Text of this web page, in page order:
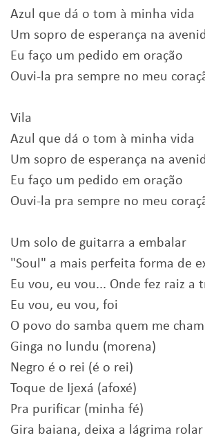
Azul que dá o tom à minha vida
Um sopro de esperança na
Eu faço um pedido em oração
Ouvi-la pra sempre no meu
Vila
Azul que dá o tom à minha vida
Um sopro de esperança na
Eu faço um pedido em oração
Ouvi-la pra sempre no meu
Um solo de guitarra a embalar
"Soul" a mais perfeita forma de
Eu vou, eu vou... Onde fez raiz a
Eu vou, eu vou, foi
O povo do samba quem me
Ginga no lundu (morena)
Negro é o rei (é o rei)
Toque de Ijexá (afoxé)
Pra purificar (minha fé)
Gira baiana, deixa a lágrima rolar